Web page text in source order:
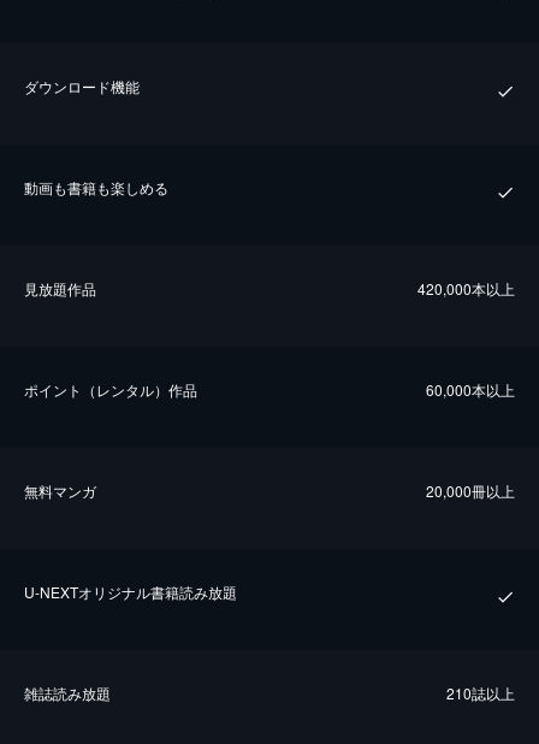
ダウンロード機能
動画も書籍も楽しめる
⾒放題作品 420,000本以上
ポイント（レンタル）作品 60,000本以上
無料マンガ 20,000冊以上
U-NEXTオリジナル書籍読み放題
雑誌読み放題 210誌以上